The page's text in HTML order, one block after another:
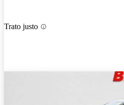
Trato justo